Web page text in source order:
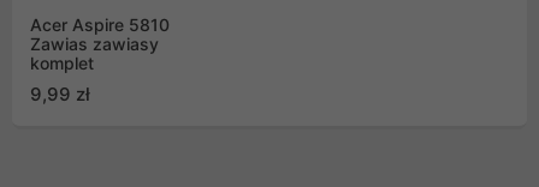
Acer Aspire 5810
Zawias zawiasy
komplet
9,99 zł